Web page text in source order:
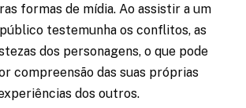
formas de mídia. Ao assistir a um
testemunha os conflitos, as
dos personagens, o que pode
compreensão das suas próprias
dos outros.